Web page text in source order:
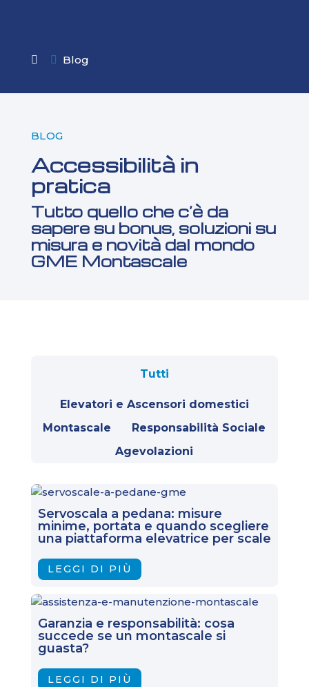
 Blog
BLOG
Accessibilità in
pratica
Tutto quello che c’è da
sapere su bonus, soluzioni su
misura e novità dal mondo
GME Montascale
Tutti
Elevatori e Ascensori domestici
Montascale
Responsabilità Sociale
Agevolazioni
Servoscala a pedana: misure
minime, portata e quando scegliere
una piattaforma elevatrice per scale
LEGGI DI PIÙ
Garanzia e responsabilità: cosa
succede se un montascale si
guasta?
LEGGI DI PIÙ